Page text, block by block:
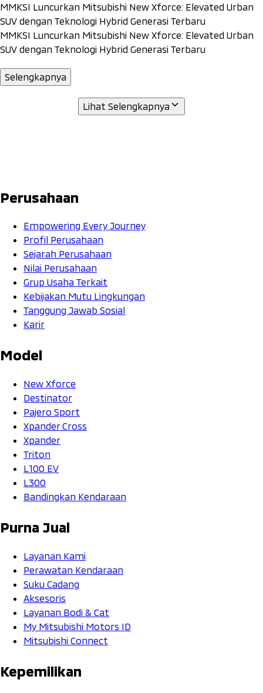
MMKSI Luncurkan Mitsubishi New Xforce: Elevated Urban
SUV dengan Teknologi Hybrid Generasi Terbaru
MMKSI Luncurkan Mitsubishi New Xforce: Elevated Urban
SUV dengan Teknologi Hybrid Generasi Terbaru
Selengkapnya
Lihat Selengkapnya
Perusahaan
Empowering Every Journey
Profil Perusahaan
Sejarah Perusahaan
Nilai Perusahaan
Grup Usaha Terkait
Kebijakan Mutu Lingkungan
Tanggung Jawab Sosial
Karir
Model
New Xforce
Destinator
Pajero Sport
Xpander Cross
Xpander
Triton
L100 EV
L300
Bandingkan Kendaraan
Purna Jual
Layanan Kami
Perawatan Kendaraan
Suku Cadang
Aksesoris
Layanan Bodi & Cat
My Mitsubishi Motors ID
Mitsubishi Connect
Kepemilikan